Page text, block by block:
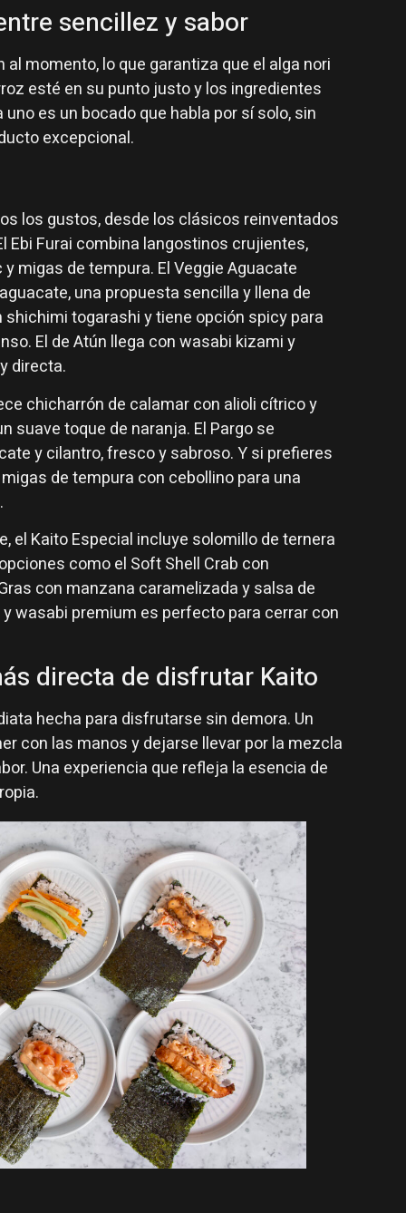
sencillez y sabor
momento, lo que garantiza que el alga nori
esté en su punto justo y los ingredientes
es un bocado que habla por sí solo, sin
excepcional.
los gustos, desde los clásicos reinventados
Ebi Furai combina langostinos crujientes,
migas de tempura. El Veggie Aguacate
una propuesta sencilla y llena de
togarashi y tiene opción spicy para
El de Atún llega con wasabi kizami y
directa.
chicharrón de calamar con alioli cítrico y
suave toque de naranja. El Pargo se
y cilantro, fresco y sabroso. Y si prefieres
de tempura con cebollino para una
el Kaito Especial incluye solomillo de ternera
como el Soft Shell Crab con
con manzana caramelizada y salsa de
wasabi premium es perfecto para cerrar con
directa de disfrutar Kaito
hecha para disfrutarse sin demora. Un
con las manos y dejarse llevar por la mezcla
Una experiencia que refleja la esencia de